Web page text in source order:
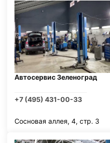
Автосервис Зеленоград
+7 (495) 431-00-33
Сосновая аллея, 4, стр. 3